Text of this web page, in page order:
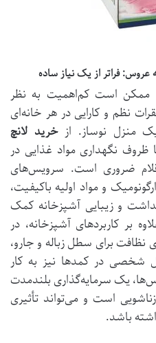
فراتر از یک نیاز ساده
ممکن است کم‌اهمیت به نظر
نظم و کارایی در هر خانه‌ای
منزل نوساز. از خرید لانچ
ظروف نگهداری مواد غذایی در
ضروری است. سرویس‌های
و مواد اولیه باکیفیت،
و زیبایی آشپزخانه کمک
بر کاربردهای آشپزخانه، در
برای سطل زباله و جارو،
شخصی در کمدها نیز به کار
یک سرمایه‌گذاری بلندمدت
است و می‌تواند تأثیری
باشد.